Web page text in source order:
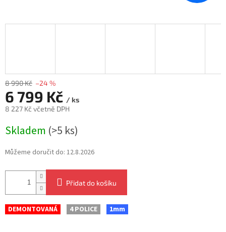
8 990 Kč –24 %
6 799 Kč / ks
8 227 Kč včetně DPH
cena:
Skladem (>5 ks)
Můžeme doručit do: 12.8.2026
Přidat do košíku
DEMONTOVANÁ 4 POLICE 1mm